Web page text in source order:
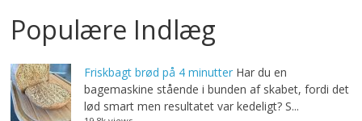
Populære Indlæg
Friskbagt brød på 4 minutter Har du en
bagemaskine stående i bunden af skabet, fordi det
lød smart men resultatet var kedeligt? S...